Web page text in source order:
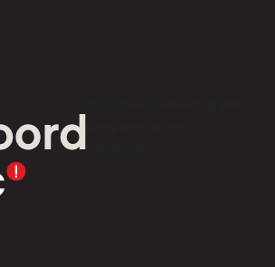
liefhebbers.